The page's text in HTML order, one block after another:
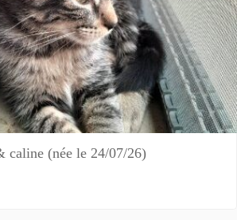
caline (née le 24/07/26)